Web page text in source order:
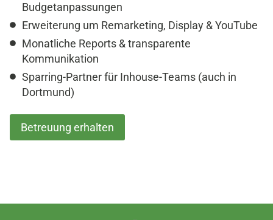
Budgetanpassungen
Erweiterung um Remarketing, Display & YouTube
Monatliche Reports & transparente
Kommunikation
Sparring-Partner für Inhouse-Teams (auch in
Dortmund)
Betreuung erhalten